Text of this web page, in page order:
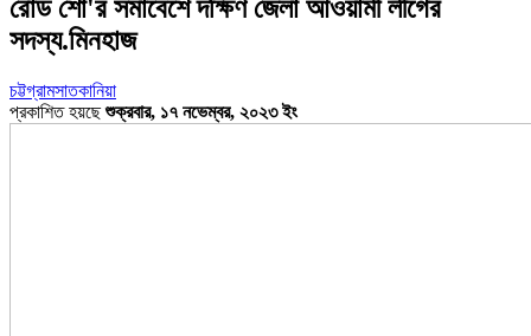
রোড শো'র সমাবেশে দক্ষিণ জেলা আওয়ামী লীগের
সদস্য.মিনহাজ
চট্টগ্রামসাতকানিয়া
প্রকাশিত হয়ছেশুক্রবার, ১৭ নভেম্বর, ২০২৩ ইং